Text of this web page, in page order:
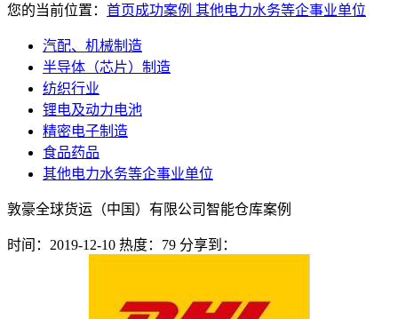
您的当前位置： 首页成功案例 其他电力水务等企事业单位
汽配、机械制造
半导体（芯片）制造
纺织行业
锂电及动力电池
精密电子制造
食品药品
其他电力水务等企事业单位
敦豪全球货运（中国）有限公司智能仓库案例
时间：2019-12-10 热度：79 分享到：